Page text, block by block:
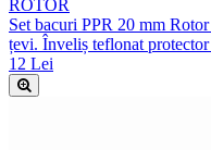
ROTOR
Set bacuri PPR 20 mm
țevi. Înveliș teflonat
12 Lei